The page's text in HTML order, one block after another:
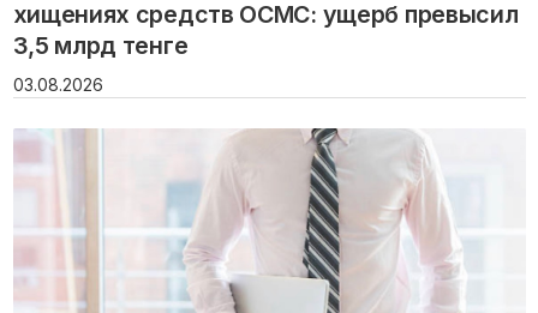
хищениях средств ОСМС: ущерб превысил
3,5 млрд тенге
03.08.2026